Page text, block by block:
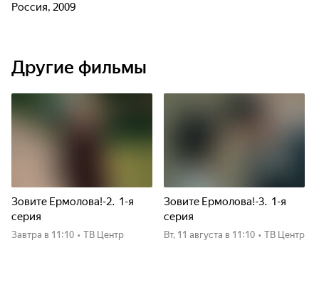
Россия, 2009
Другие фильмы
Зовите Ермолова!-2. 1-я
серия
Завтра в 11:10 • ТВ Центр
Зовите Ермолова!-3. 1-я
серия
вт, 11 августа в 11:10 • ТВ Центр